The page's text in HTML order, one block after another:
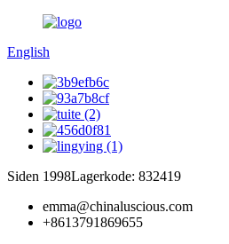
English
Siden 1998Lagerkode: 832419
emma@chinaluscious.com
+8613791869655